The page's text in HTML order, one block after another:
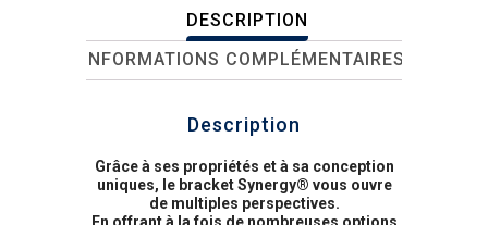
DESCRIPTION
INFORMATIONS COMPLÉMENTAIRES
Description
Grâce à ses propriétés et à sa conception
uniques, le bracket Synergy® vous ouvre
de multiples perspectives.